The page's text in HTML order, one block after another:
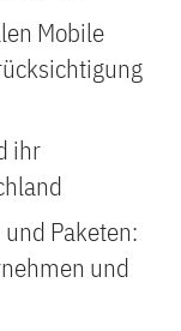
Mobile
ihr
Paketen:
und